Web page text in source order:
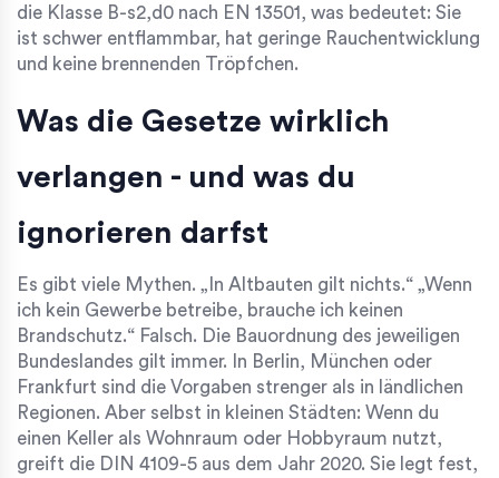
die Klasse B-s2,d0 nach EN 13501, was bedeutet: Sie
ist schwer entflammbar, hat geringe Rauchentwicklung
und keine brennenden Tröpfchen.
Was die Gesetze wirklich
verlangen - und was du
ignorieren darfst
Es gibt viele Mythen. „In Altbauten gilt nichts.“ „Wenn
ich kein Gewerbe betreibe, brauche ich keinen
Brandschutz.“ Falsch. Die Bauordnung des jeweiligen
Bundeslandes gilt immer. In Berlin, München oder
Frankfurt sind die Vorgaben strenger als in ländlichen
Regionen. Aber selbst in kleinen Städten: Wenn du
einen Keller als Wohnraum oder Hobbyraum nutzt,
greift die DIN 4109-5 aus dem Jahr 2020. Sie legt fest,